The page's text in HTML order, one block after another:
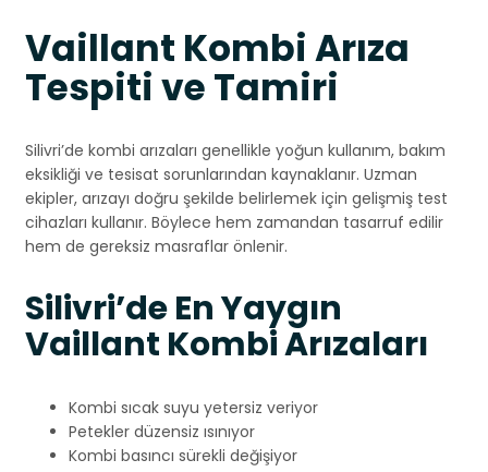
Vaillant Kombi Arıza
Tespiti ve Tamiri
Silivri’de kombi arızaları genellikle yoğun kullanım, bakım
eksikliği ve tesisat sorunlarından kaynaklanır. Uzman
ekipler, arızayı doğru şekilde belirlemek için gelişmiş test
cihazları kullanır. Böylece hem zamandan tasarruf edilir
hem de gereksiz masraflar önlenir.
Silivri’de En Yaygın
Vaillant Kombi Arızaları
Kombi sıcak suyu yetersiz veriyor
Petekler düzensiz ısınıyor
Kombi basıncı sürekli değişiyor